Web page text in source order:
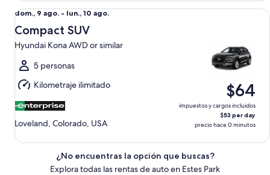
Del
dom.,
9
ago.
al
lun.,
10
ago.
dom., 9 ago. - lun., 10 ago.
Compact SUV
Hyundai Kona AWD or similar
5 personas
Kilometraje ilimitado
Loveland, Colorado, USA
$64
impuestos y cargos incluidos
$53 per day
precio hace 0 minutos
Compact SUV Hyundai Kona AWD or similar
¿No encuentras la opción que buscas?
Explora todas las rentas de auto en Estes Park